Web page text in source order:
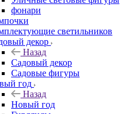
фонари
светильников
декор
Назад
Садовый декор
Садовые фигуры
год
Назад
Новый год